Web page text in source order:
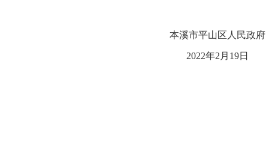
本溪市平山区人民政府
2022年2月19日